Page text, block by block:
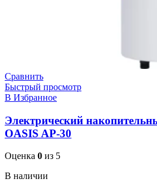
Сравнить
Быстрый просмотр
В Избранное
Электрический
OASIS AP-30
Оценка 0 из 5
В наличии